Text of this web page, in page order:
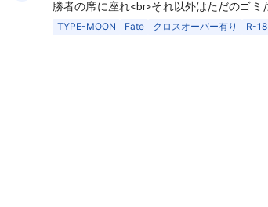
勝者の席に座れ<br>それ以外はただのゴミ
TYPE-MOON Fate クロスオーバー有り R-18